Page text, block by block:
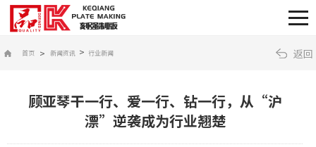
首页 > 新闻资讯 > 行业新闻 返回
顾亚琴干一行、爱一行、钻一行，从“沪
漂”逆袭成为行业翘楚